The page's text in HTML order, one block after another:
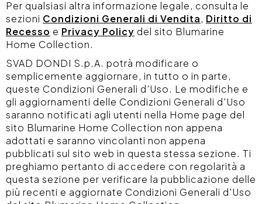
Per qualsiasi altra informazione legale, consulta le
sezioni Condizioni Generali di Vendita, Diritto di
Recesso e Privacy Policy del sito Blumarine
Home Collection.
SVAD DONDI S.p.A. potrà modificare o
semplicemente aggiornare, in tutto o in parte,
queste Condizioni Generali d'Uso. Le modifiche e
gli aggiornamenti delle Condizioni Generali d'Uso
saranno notificati agli utenti nella Home page del
sito Blumarine Home Collection non appena
adottati e saranno vincolanti non appena
pubblicati sul sito web in questa stessa sezione. Ti
preghiamo pertanto di accedere con regolarità a
questa sezione per verificare la pubblicazione delle
più recenti e aggiornate Condizioni Generali d'Uso